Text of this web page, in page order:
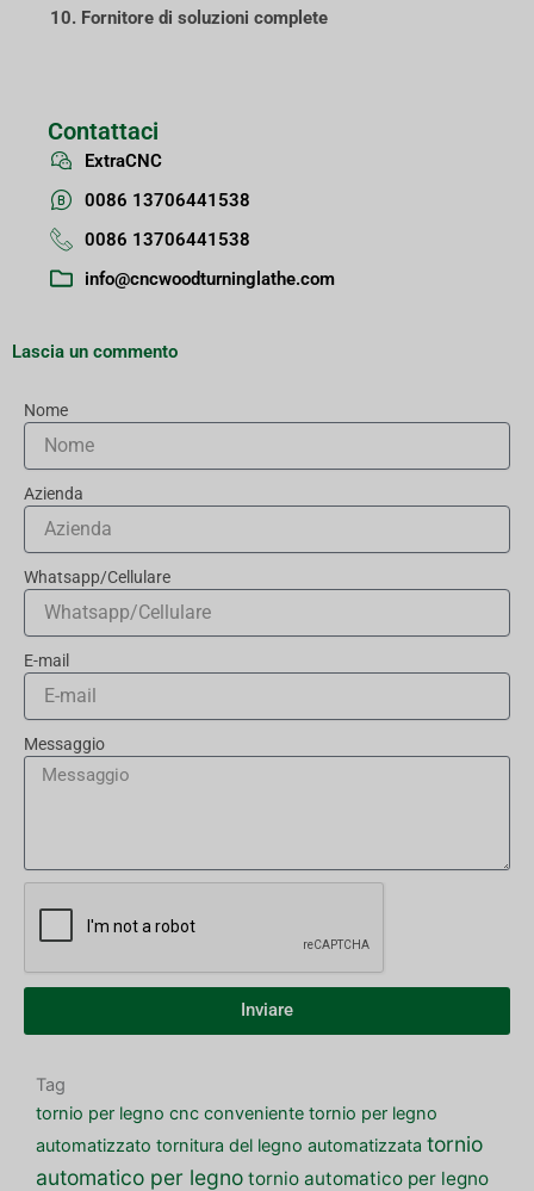
10. Fornitore di soluzioni complete
Contattaci
ExtraCNC
0086 13706441538
0086 13706441538
info@cncwoodturninglathe.com
Lascia un commento
Nome
Azienda
Whatsapp/Cellulare
E-mail
Messaggio
Inviare
Tag
tornio per legno cnc conveniente tornio per legno
automatizzato tornitura del legno automatizzata tornio
automatico per legno tornio automatico per legno